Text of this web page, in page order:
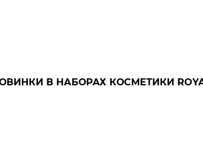
В НАБОРАХ КОСМЕТИКИ